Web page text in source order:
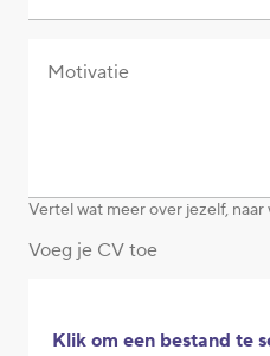
Motivatie
Vertel wat meer over jezelf,
Voeg je CV toe
Klik om een bestand te